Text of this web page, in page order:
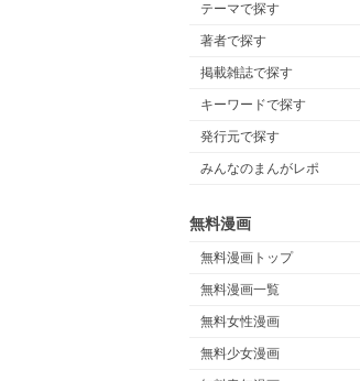
テーマで探す
著者で探す
掲載雑誌で探す
キーワードで探す
発行元で探す
みんなのまんがレポ
無料漫画
無料漫画トップ
無料漫画一覧
無料女性漫画
無料少女漫画